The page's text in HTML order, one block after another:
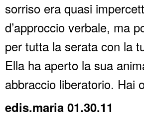
sorriso era quasi
d’approccio verbale, ma
per tutta la serata con la
Ella ha aperto la sua
abbraccio liberatorio. Hai
edis.maria 01.30.11